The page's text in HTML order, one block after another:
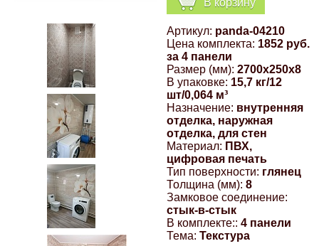
Артикул: panda-04210
Цена комплекта: 1852 руб.
за 4 панели
Размер (мм): 2700x250x8
В упаковке: 15,7 кг/12
шт/0,064 м³
Назначение: внутренняя
отделка, наружная
отделка, для стен
Материал: ПВХ,
цифровая печать
Тип поверхности: глянец
Толщина (мм): 8
Замковое соединение:
стык-в-стык
В комплекте:: 4 панели
Тема: Текстура
Компрессионные фитинги Poliext
Hyundai
Флуоресцентные краски
Шпатлевки, штукатурки
Эмали универсальные акриловые
Грунтовки, защитные лаки
Магнитные панели на холодильник